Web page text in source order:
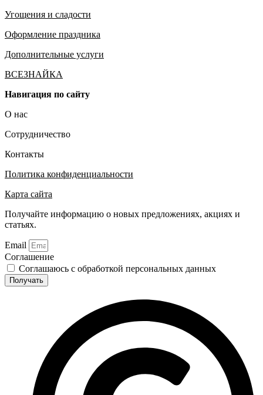
Угощения и сладости
Оформление праздника
Дополнительные услуги
ВСЕЗНАЙКА
Навигация по сайту
О нас
Сотрудничество
Контакты
Политика конфиденциальности
Карта сайта
Получайте информацию о новых предложениях, акциях и
статьях.
Email
Соглашение
Соглашаюсь с обработкой персональных данных
Получать